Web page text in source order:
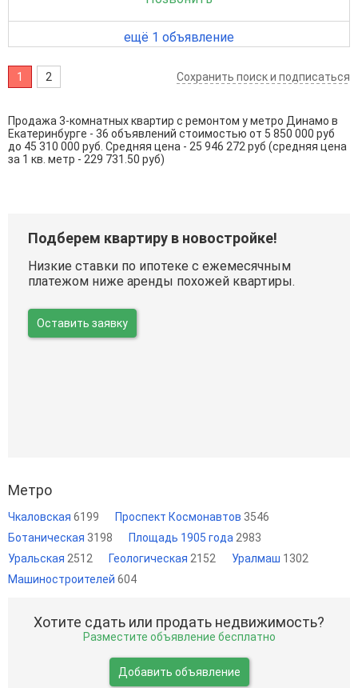
ещё 1 объявление
1 2 Сохранить поиск и подписаться
Продажа 3-комнатных квартир с ремонтом у метро Динамо в
Екатеринбурге - 36 объявлений стоимостью от 5 850 000 руб
до 45 310 000 руб. Средняя цена - 25 946 272 руб (средняя цена
за 1 кв. метр - 229 731.50 руб)
Подберем квартиру в новостройке!
Низкие ставки по ипотеке с ежемесячным
платежом ниже аренды похожей квартиры.
Оставить заявку
Метро
Чкаловская 6199 Проспект Космонавтов 3546
Ботаническая 3198 Площадь 1905 года 2983
Уральская 2512 Геологическая 2152 Уралмаш 1302
Машиностроителей 604
Хотите сдать или продать недвижимость?
Разместите объявление бесплатно
Добавить объявление